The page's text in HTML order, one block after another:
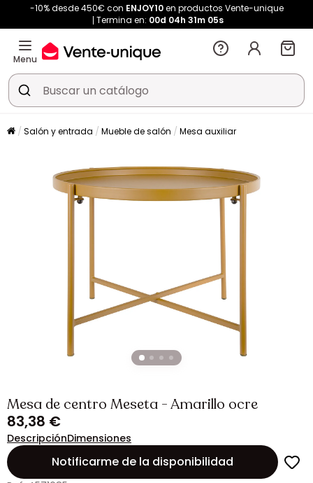
-10% desde 450€ con ENJOY10en productos Vente-unique
Termina en: 00d 04h 31m 04s
Menu
Salón y entrada Mueble de salón Mesa auxiliar
Mesa de centro Meseta - Amarillo ocre
83,38 €
DescripciónDimensiones
Notificarme de la disponibilidad